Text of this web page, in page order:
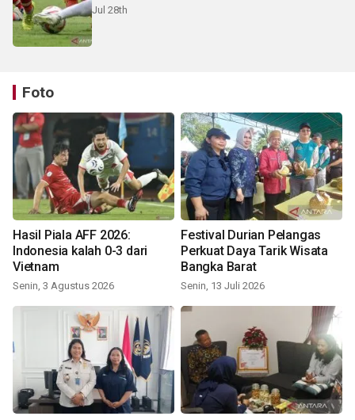
Jul 28th
Foto
Hasil Piala AFF 2026:
Indonesia kalah 0-3 dari
Vietnam
Senin, 3 Agustus 2026
Festival Durian Pelangas
Perkuat Daya Tarik Wisata
Bangka Barat
Senin, 13 Juli 2026